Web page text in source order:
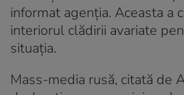
informat agenția. Aceasta a
interiorul clădirii avariate
situația.
Mass-media rusă, citată de